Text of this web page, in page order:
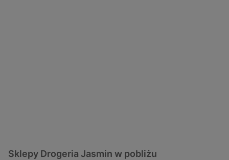
Sklepy Drogeria Jasmin w pobliżu